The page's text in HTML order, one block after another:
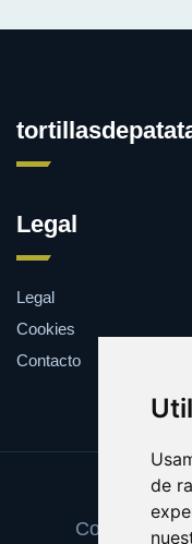
de
Legal
Legal
Cookies
Contacto
Copyright ©